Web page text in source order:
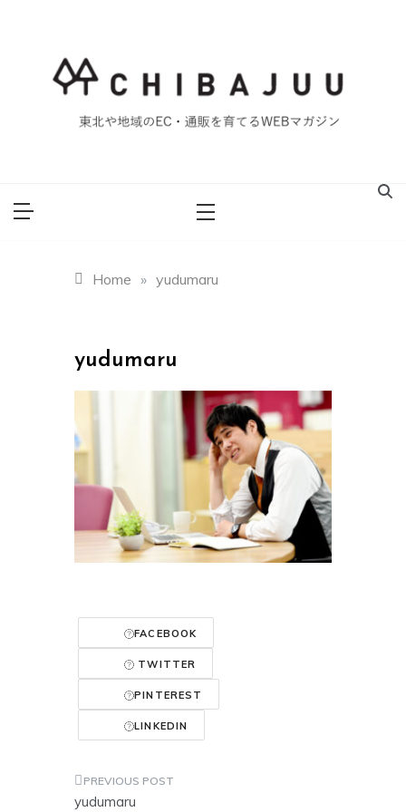
重ブログ
Home » yudumaru
yudumaru
FACEBOOK
TWITTER
PINTEREST
LINKEDIN
投
yudumaru